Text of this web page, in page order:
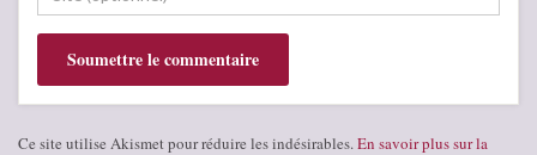
Ce site utilise Akismet pour réduire les indésirables. En savoir plus sur la